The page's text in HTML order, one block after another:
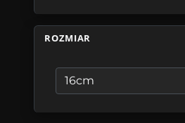
ROZMIAR